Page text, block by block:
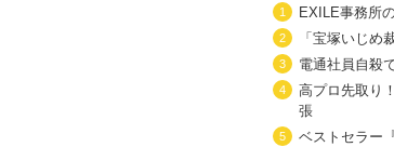
1 EXILE事務所
2 「宝塚いじめ
3 電通社員自殺
4
高プロ先取り
張
5 ベストセラー